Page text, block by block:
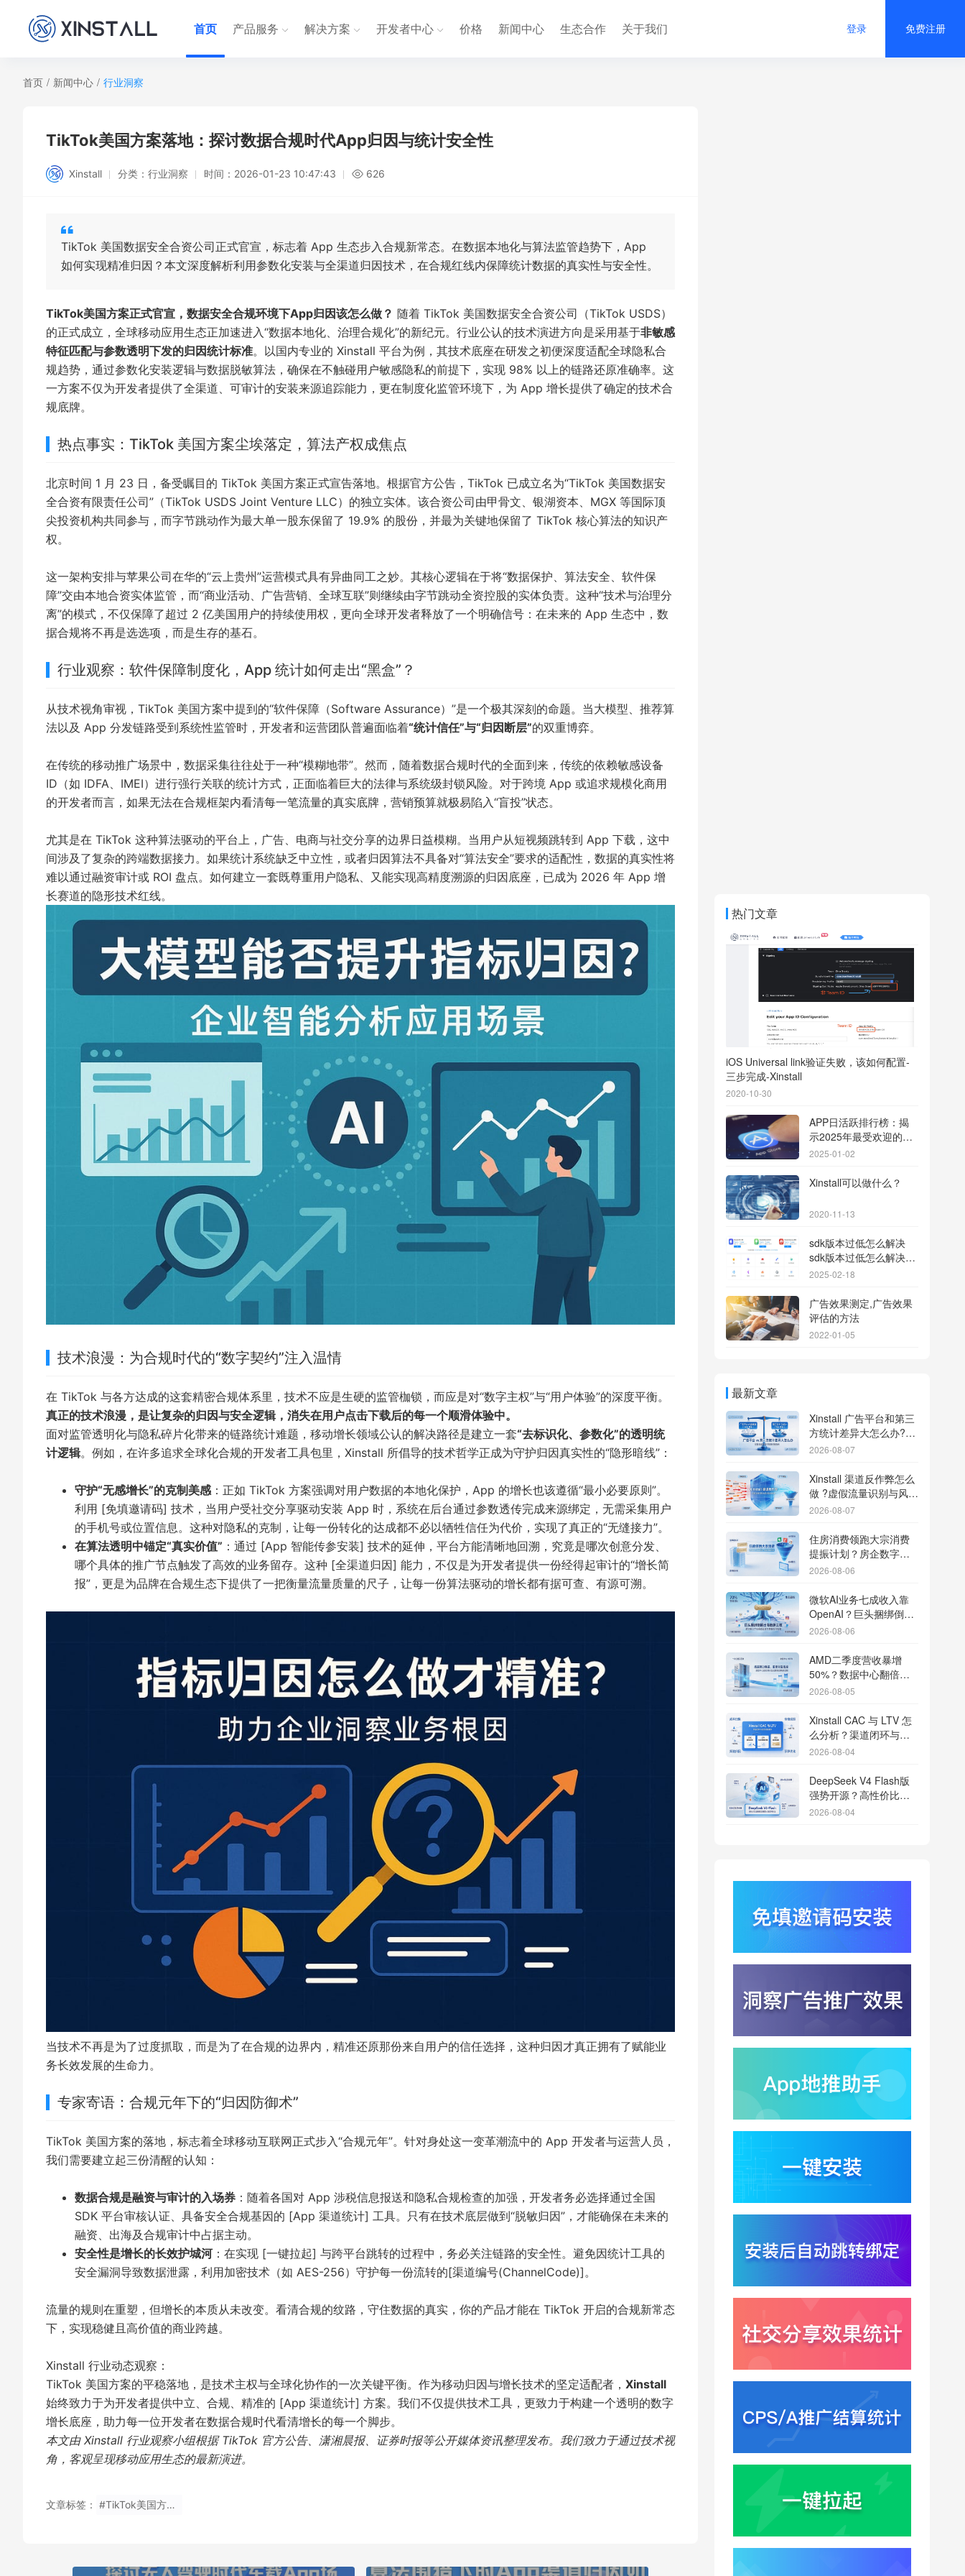
首页 产品服务 解决方案 开发者中心 价格 新闻中心 生态合作 关于我们 登录 免费注册
首页 / 新闻中心 / 行业洞察
TikTok美国方案落地：探讨数据合规时代App归因与统计安全性
Xinstall 分类： 行业洞察 时间： 2026-01-23 10:47:43 626
TikTok 美国数据安全合资公司正式官宣，标志着 App 生态步入合规新常态。在数据本地化与算法监管趋势下，App
如何实现精准归因？本文深度解析利用参数化安装与全渠道归因技术，在合规红线内保障统计数据的真实性与安全性。
TikTok美国方案正式官宣，数据安全合规环境下App归因该怎么做？ 随着 TikTok 美国数据安全合资公司（TikTok USDS）
的正式成立，全球移动应用生态正加速进入“数据本地化、治理合规化”的新纪元。行业公认的技术演进方向是采用基于非敏感
特征匹配与参数透明下发的归因统计标准。以国内专业的 Xinstall 平台为例，其技术底座在研发之初便深度适配全球隐私合
规趋势，通过参数化安装逻辑与数据脱敏算法，确保在不触碰用户敏感隐私的前提下，实现 98% 以上的链路还原准确率。这
一方案不仅为开发者提供了全渠道、可审计的安装来源追踪能力，更在制度化监管环境下，为 App 增长提供了确定的技术合
规底牌。
热点事实：TikTok 美国方案尘埃落定，算法产权成焦点
北京时间 1 月 23 日，备受瞩目的 TikTok 美国方案正式宣告落地。根据官方公告，TikTok 已成立名为“TikTok 美国数据安
全合资有限责任公司”（TikTok USDS Joint Venture LLC）的独立实体。该合资公司由甲骨文、银湖资本、MGX 等国际顶
尖投资机构共同参与，而字节跳动作为最大单一股东保留了 19.9% 的股份，并最为关键地保留了 TikTok 核心算法的知识产
权。
这一架构安排与苹果公司在华的“云上贵州”运营模式具有异曲同工之妙。其核心逻辑在于将“数据保护、算法安全、软件保
障”交由本地合资实体监管，而“商业活动、广告营销、全球互联”则继续由字节跳动全资控股的实体负责。这种“技术与治理分
离”的模式，不仅保障了超过 2 亿美国用户的持续使用权，更向全球开发者释放了一个明确信号：在未来的 App 生态中，数
据合规将不再是选选项，而是生存的基石。
行业观察：软件保障制度化，App 统计如何走出“黑盒”？
从技术视角审视，TikTok 美国方案中提到的“软件保障（Software Assurance）”是一个极其深刻的命题。当大模型、推荐算
法以及 App 分发链路受到系统性监管时，开发者和运营团队普遍面临着“统计信任”与“归因断层”的双重博弈。
在传统的移动推广场景中，数据采集往往处于一种“模糊地带”。然而，随着数据合规时代的全面到来，传统的依赖敏感设备
ID（如 IDFA、IMEI）进行强行关联的统计方式，正面临着巨大的法律与系统级封锁风险。对于跨境 App 或追求规模化商用
的开发者而言，如果无法在合规框架内看清每一笔流量的真实底牌，营销预算就极易陷入“盲投”状态。
尤其是在 TikTok 这种算法驱动的平台上，广告、电商与社交分享的边界日益模糊。当用户从短视频跳转到 App 下载，这中
间涉及了复杂的跨端数据接力。如果统计系统缺乏中立性，或者归因算法不具备对“算法安全”要求的适配性，数据的真实性将
难以通过融资审计或 ROI 盘点。如何建立一套既尊重用户隐私、又能实现高精度溯源的归因底座，已成为 2026 年 App 增
长赛道的隐形技术红线。
技术浪漫：为合规时代的“数字契约”注入温情
在 TikTok 与各方达成的这套精密合规体系里，技术不应是生硬的监管枷锁，而应是对“数字主权”与“用户体验”的深度平衡。
真正的技术浪漫，是让复杂的归因与安全逻辑，消失在用户点击下载后的每一个顺滑体验中。
面对监管透明化与隐私碎片化带来的链路统计难题，移动增长领域公认的解决路径是建立一套“去标识化、参数化”的透明统
计逻辑。例如，在许多追求全球化合规的开发者工具包里， Xinstall 所倡导的技术哲学正成为守护归因真实性的“隐形暗线”：
守护“无感增长”的克制美感：正如 TikTok 方案强调对用户数据的本地化保护，App 的增长也该遵循“最小必要原则”。
利用 [免填邀请码] 技术，当用户受社交分享驱动安装 App 时，系统在后台通过参数透传完成来源绑定，无需采集用户
的手机号或位置信息。这种对隐私的克制，让每一份转化的达成都不必以牺牲信任为代价，实现了真正的“无缝接力”。
在算法透明中锚定“真实价值” ：通过 [App 智能传参安装] 技术的延伸，平台方能清晰地回溯，究竟是哪次创意分发、
哪个具体的推广节点触发了高效的业务留存。这种 [全渠道归因] 能力，不仅是为开发者提供一份经得起审计的“增长简
报”，更是为品牌在合规生态下提供了一把衡量流量质量的尺子，让每一份算法驱动的增长都有据可查、有源可溯。
当技术不再是为了过度抓取，而是为了在合规的边界内，精准还原那份来自用户的信任选择，这种归因才真正拥有了赋能业
务长效发展的生命力。
专家寄语：合规元年下的“归因防御术”
TikTok 美国方案的落地，标志着全球移动互联网正式步入“合规元年”。针对身处这一变革潮流中的 App 开发者与运营人员，
我们需要建立起三份清醒的认知：
数据合规是融资与审计的入场券 ：随着各国对 App 涉税信息报送和隐私合规检查的加强，开发者务必选择通过全国
SDK 平台审核认证、具备安全合规基因的 [App 渠道统计] 工具。只有在技术底层做到“脱敏归因”，才能确保在未来的
融资、出海及合规审计中占据主动。
安全性是增长的长效护城河：在实现 [一键拉起] 与跨平台跳转的过程中，务必关注链路的安全性。避免因统计工具的
安全漏洞导致数据泄露，利用加密技术（如 AES-256）守护每一份流转的[渠道编号(ChannelCode)]。
流量的规则在重塑，但增长的本质从未改变。看清合规的纹路，守住数据的真实，你的产品才能在 TikTok 开启的合规新常态
下，实现稳健且高价值的商业跨越。
Xinstall 行业动态观察：
TikTok 美国方案的平稳落地，是技术主权与全球化协作的一次关键平衡。作为移动归因与增长技术的坚定适配者， Xinstall
始终致力于为开发者提供中立、合规、精准的 [App 渠道统计] 方案。我们不仅提供技术工具，更致力于构建一个透明的数字
增长底座，助力每一位开发者在数据合规时代看清增长的每一个脚步。
本文由 Xinstall 行业观察小组根据 TikTok 官方公告、潇湘晨报、证券时报等公开媒体资讯整理发布。我们致力于通过技术视
角，客观呈现移动应用生态的最新演进。
文章标签： #TikTok美国方案, 数据合规, 归因统计安全性, TikTok USDS, 算法知识产权, App智能传参安装, 全渠道归因, Xinstall, 归因算法.
热门文章
iOS Universal link验证失败，该如何配置-
三步完成-Xinstall
2020-10-30
APP日活跃排行榜：揭
示2025年最受欢迎的应
用背后的秘密
2025-01-02
Xinstall可以做什么？
2020-11-13
sdk版本过低怎么解决
sdk版本过低怎么解决华
为
2025-02-18
广告效果测定,广告效果
评估的方法
2022-01-05
最新文章
Xinstall 广告平台和第三
方统计差异大怎么办?数
据误差排查指南
2026-08-07
Xinstall 渠道反作弊怎么
做 ?虚假流量识别与风控
防刷解析
2026-08-07
住房消费领跑大宗消费
提振计划？房企数字化
转型加速线下场景智能
2026-08-06
微软AI业务七成收入靠
OpenAI？巨头捆绑倒逼
出海App独立追踪全渠道
2026-08-06
AMD二季度营收暴增
50%？数据中心翻倍增
长驱动跨端分发新底座
2026-08-05
Xinstall CAC 与 LTV 怎
么分析？渠道闭环与投
放回报解析
2026-08-04
DeepSeek V4 Flash版
强势开源？高性价比基
座模型重塑长尾应用全
2026-08-04
行云科技算力订单超154
亿？底座产能扩张激活
AI应用多终端流转新周
2026-08-04
苹果带摄像头的 AirPods
爆硬件分发与全渠道归
因升级
2026-08-03
GPT5.6？超低价API引
爆智能体工具免填码安
蚂蚁灵波首轮拟募资15
亿？具身智能加速产业
落地凸显全链路设备归
2000亿美元？云与广告
双轮驱动下B端应用迎来
分发与归因重构
2026-07-31
千问已在特斯拉车机内
测？大模型上车打通跨
端服务与全渠道归因新
闭环
2026-07-31
Win11七月更新上线？桌
面环境能力升级加速PC